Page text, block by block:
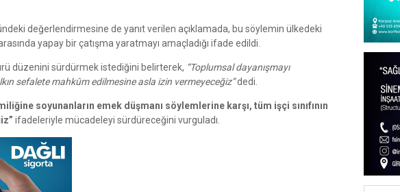
değerlendirmesine de yanıt verilen açıklamada, bu söylemin ülkedeki
yapay bir çatışma yaratmayı amaçladığı ifade edildi.
düzenini sürdürmek istediğini belirterek, “Toplumsal dayanışmayı
sefalete mahkûm edilmesine asla izin vermeyeceğiz”dedi.
soyunanların emek düşmanı söylemlerine karşı, tüm işçi sınıfının
ifadeleriyle mücadeleyi sürdüreceğini vurguladı.